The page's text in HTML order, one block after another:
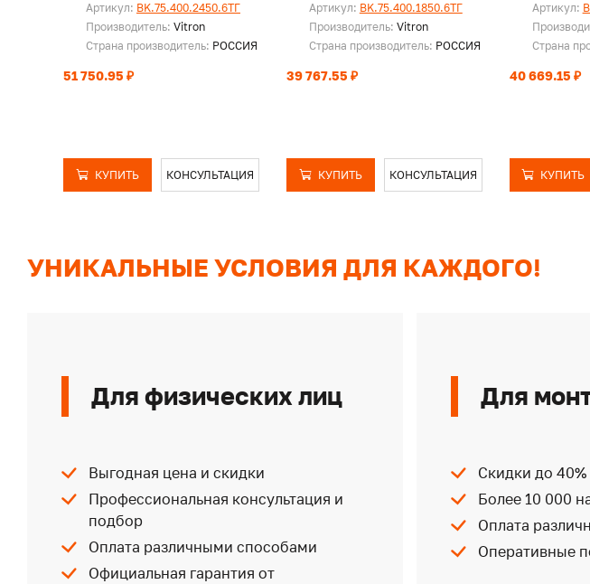
Артикул: BK.75.400.2450.6ТГ
Производитель: Vitron
Страна производитель: РОССИЯ
51 750.95 ₽
КУПИТЬ КОНСУЛЬТАЦИЯ
Артикул: BK.75.400.1850.6ТГ
Производитель: Vitron
Страна производитель: РОССИЯ
39 767.55 ₽
КУПИТЬ КОНСУЛЬТАЦИЯ
Артикул:
Страна
40 669.15 ₽
КУПИТЬ
УНИКАЛЬНЫЕ УСЛОВИЯ ДЛЯ КАЖДОГО!
Для физических лиц
Выгодная цена и скидки
Профессиональная консультация и
подбор
Оплата различными способами
Официальная гарантия от
Для
Скидки до 40%
Более 10 000
Оплата
Оперативные